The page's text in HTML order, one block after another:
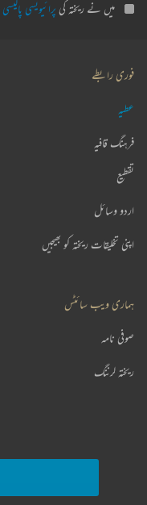
میں نے ریختہ کی پرائیویسی پالیسی
فوری رابطے
عطیہ
فرہنگ قافیہ
تقطیع
اردو وسائل
اپنی تخلیقات ریختہ کو بھیجیں
ہماری ویب سائٹس
صوفی نامہ
ریختہ لرننگ